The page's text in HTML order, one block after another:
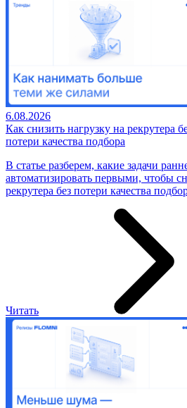
6.08.2026
Как снизить нагрузку на рекрутера
потери качества подбора
В статье разберем, какие задачи
автоматизировать первыми, чтобы
рекрутера без потери качества
Читать